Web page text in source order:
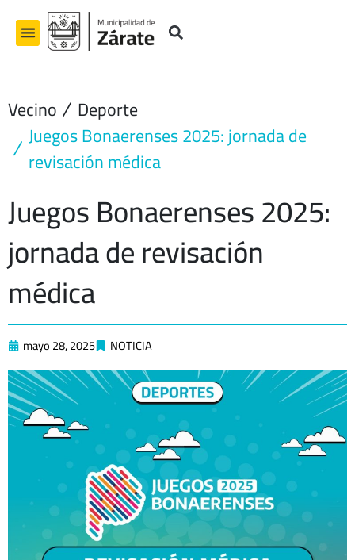
contenido
Vecino Deporte
Juegos Bonaerenses 2025: jornada de
revisación médica
Juegos Bonaerenses 2025:
jornada de revisación
médica
mayo 28, 2025 NOTICIA